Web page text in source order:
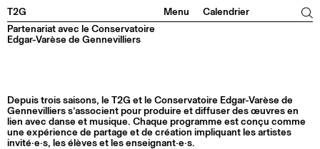
T2G Menu Calendrier
Facebook
Linkedin
Partenariat avec le Conservatoire
Edgar-Varèse de Gennevilliers
Depuis trois saisons, le T2G et le Conservatoire Edgar-Varèse de
Gennevilliers s’associent pour produire et diffuser des œuvres en
lien avec danse et musique. Chaque programme est conçu comme
une expérience de partage et de création impliquant les artistes
invité·e·s, les élèves et les enseignant·e·s.